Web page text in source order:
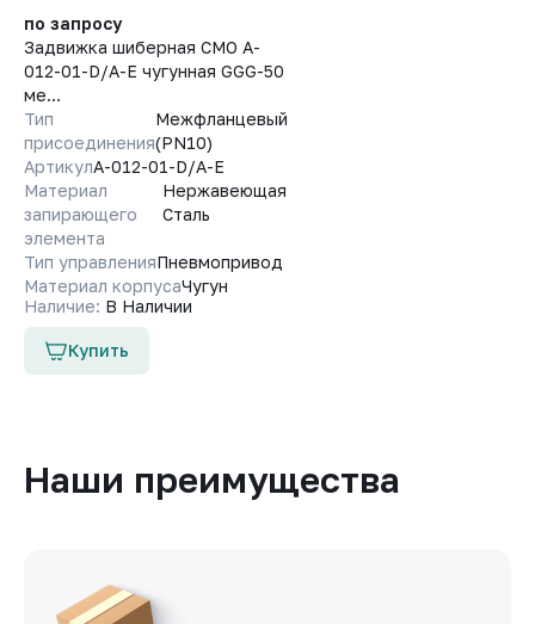
по запросу
Задвижка шиберная СМО A-
012-01-D/A-E чугунная GGG-50
ме...
Тип
присоединения
Межфланцевый
(PN10)
АртикулA-012-01-D/A-E
Материал
запирающего
элемента
Нержавеющая
Сталь
Тип управленияПневмопривод
Материал корпусаЧугун
Наличие: В Наличии
Купить
Наши преимущества